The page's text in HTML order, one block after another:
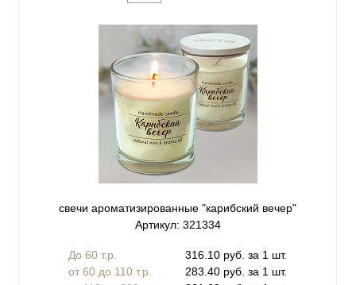
свечи ароматизированные "карибский вечер"
Артикул: 321334
До 60 т.р.
316.10 руб. за 1 шт.
от 60 до 110 т.р.
283.40 руб. за 1 шт.